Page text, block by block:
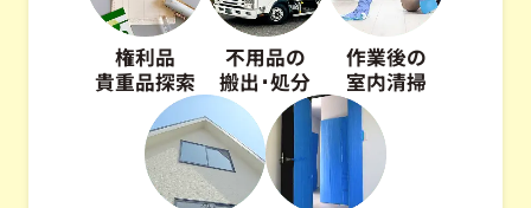
権利品
貴重品探索
不用品の
搬出･処分
作業後の
室内清掃